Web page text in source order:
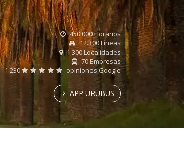
450.000 Horarios
12.300 Líneas
1.300 Localidades
70 Empresas
1.230
opiniones Google
APP URUBUS